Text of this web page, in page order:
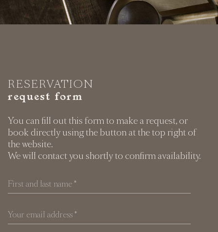
RESERVATION
request form
You can fill out this form to make a request, or
book directly using the button at the top right of
the website.
We will contact you shortly to confirm availability.